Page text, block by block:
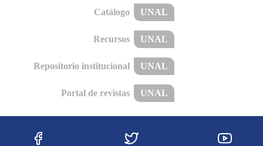
Catálogo UNAL
Recursos UNAL
Repositorio institucional UNAL
Portal de revistas UNAL